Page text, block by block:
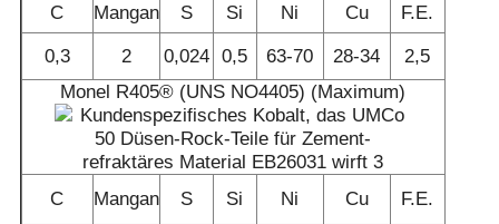
C Mangan S Si Ni Cu
F.E.
0,3
2 0,024 0,5 63-70 28-34
2,5
Monel R405® (UNS NO4405) (Maximum)
C Mangan S Si Ni Cu F.E.